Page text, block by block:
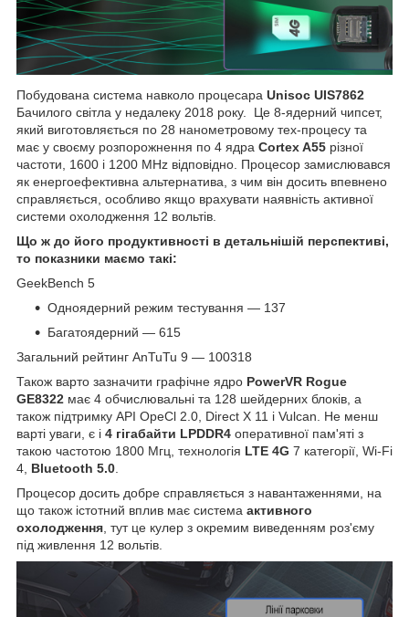
Побудована система навколо процесара Unisoc UIS7862
Бачилого світла у недалеку 2018 року. Це 8-ядерний чипсет,
який виготовляється по 28 нанометровому тех-процесу та
має у своєму розпорожнення по 4 ядра Cortex A55 різної
частоти, 1600 і 1200 MHz відповідно. Процесор замислювався
як енергоефективна альтернатива, з чим він досить впевнено
справляється, особливо якщо врахувати наявність активної
системи охолодження 12 вольтів.
Що ж до його продуктивності в детальнішій перспективі,
то показники маємо такі:
GeekBench 5
Одноядерний режим тестування — 137
Багатоядерний — 615
Загальний рейтинг AnTuTu 9 — 100318
Також варто зазначити графічне ядро PowerVR Rogue
GE8322 має 4 обчислювальні та 128 шейдерних блоків, а
також підтримку API OpeCl 2.0, Direct X 11 і Vulcan. Не менш
варті уваги, є і 4 гігабайти LPDDR4 оперативної пам'яті з
такою частотою 1800 Мгц, технологія LTE 4G 7 категорії, Wi-Fi
4, Bluetooth 5.0
Процесор досить добре справляється з навантаженнями, на
що також істотний вплив має система активного
охолодження , тут це кулер з окремим виведенням роз'єму
під живлення 12 вольтів.